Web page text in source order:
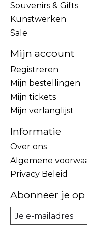
Souvenirs & Gifts
Kunstwerken
Sale
Mijn account
Registreren
Mijn bestellingen
Mijn tickets
Mijn verlanglijst
Informatie
Over ons
Algemene
Privacy Beleid
Abonneer je